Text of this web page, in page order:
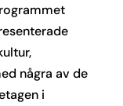
några av de
i